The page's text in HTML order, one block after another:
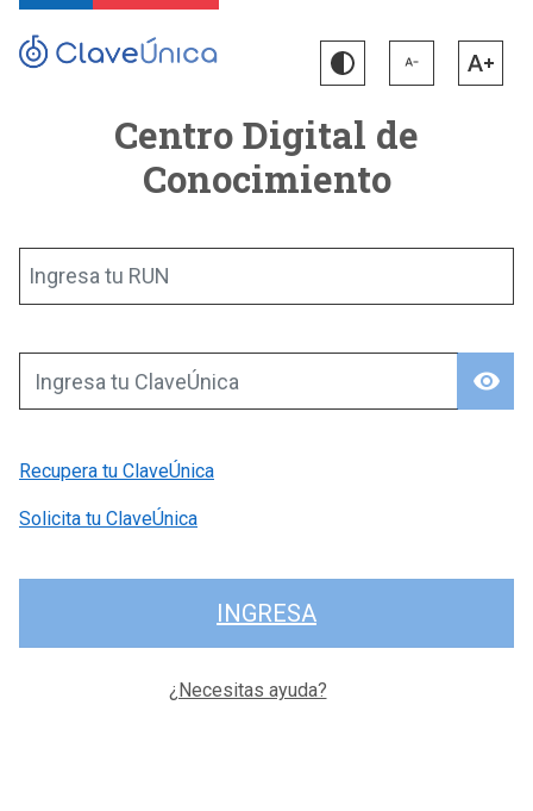
Centro Digital de
Conocimiento
Ingresa tu RUN
visibility
Ingresa tu ClaveÚnica
Recupera tu ClaveÚnica
Solicita tu ClaveÚnica
INGRESA
¿Necesitas ayuda?